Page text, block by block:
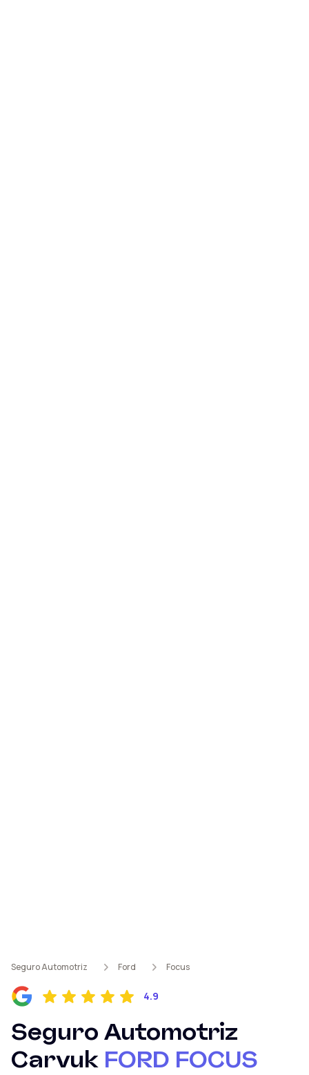
Seguro Automotriz Ford Focus
4.9
Seguro Automotriz
Carvuk FORD FOCUS